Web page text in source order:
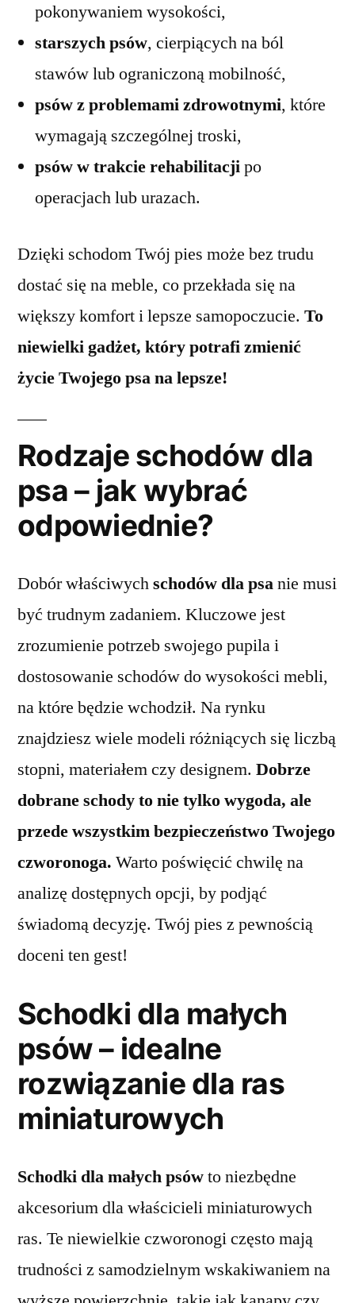
pokonywaniem wysokości,
starszych psów, cierpiących na ból
stawów lub ograniczoną mobilność,
psów z problemami zdrowotnymi, które
wymagają szczególnej troski,
psów w trakcie rehabilitacjipo
operacjach lub urazach.
Dzięki schodom Twój pies może bez trudu
dostać się na meble, co przekłada się na
większy komfort i lepsze samopoczucie. To
niewielki gadżet, który potrafi zmienić
życie Twojego psa na lepsze!
Rodzaje schodów dla
psa – jak wybrać
odpowiednie?
Dobór właściwychschodów dla psanie musi
być trudnym zadaniem. Kluczowe jest
zrozumienie potrzeb swojego pupila i
dostosowanie schodów do wysokości mebli,
na które będzie wchodził. Na rynku
znajdziesz wiele modeli różniących się liczbą
stopni, materiałem czy designem. Dobrze
dobrane schody to nie tylko wygoda, ale
przede wszystkim bezpieczeństwo Twojego
czworonoga. Warto poświęcić chwilę na
analizę dostępnych opcji, by podjąć
świadomą decyzję. Twój pies z pewnością
doceni ten gest!
Schodki dla małych
psów – idealne
rozwiązanie dla ras
miniaturowych
Schodki dla małych psówto niezbędne
akcesorium dla właścicieli miniaturowych
ras. Te niewielkie czworonogi często mają
trudności z samodzielnym wskakiwaniem na